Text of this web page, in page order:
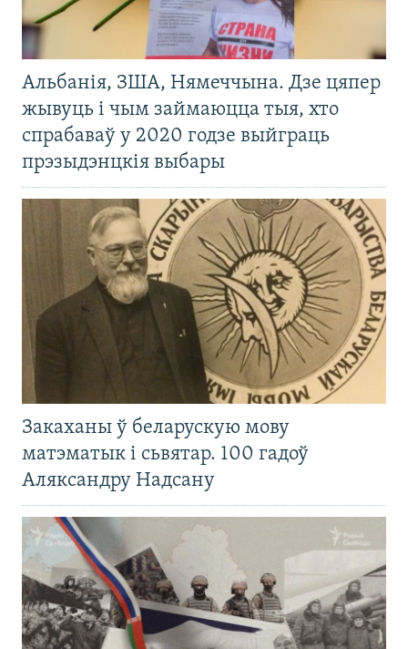
Альбанія, ЗША, Нямеччына. Дзе цяпер
жывуць і чым займаюцца тыя, хто
спрабаваў у 2020 годзе выйграць
прэзыдэнцкія выбары
Закаханы ў беларускую мову
матэматык і сьвятар. 100 гадоў
Аляксандру Надсану